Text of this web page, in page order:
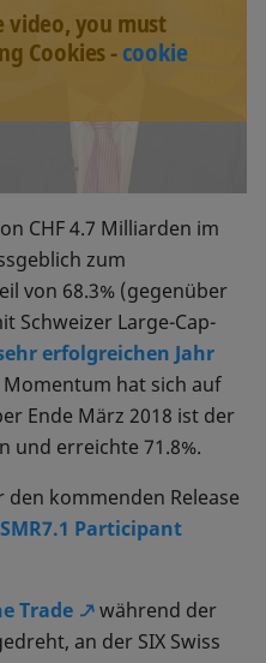
video, you must
Cookies -cookie
CHF 4.7 Milliarden im
zum
von 68.3% (gegenüber
Schweizer Large-Cap-
erfolgreichen Jahr
hat sich auf
Ende März 2018 ist der
und erreichte 71.8%.
kommenden Release
SMR7.1 Participant
Trade
während der
an der SIX Swiss